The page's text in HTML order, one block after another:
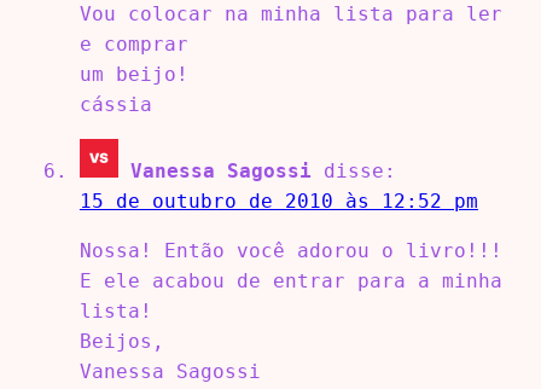
Vou colocar na minha lista para ler
e comprar
um beijo!
cássia
Vanessa Sagossi
disse:
15 de outubro de 2010 às 12:52 pm
Nossa! Então você adorou o livro!!!
E ele acabou de entrar para a minha
lista!
Beijos,
Vanessa Sagossi